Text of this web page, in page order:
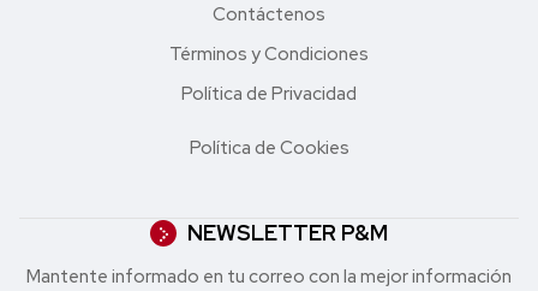
Contáctenos
Términos y Condiciones
Política de Privacidad
Política de Cookies
NEWSLETTER P&M
Mantente informado en tu correo con la mejor in formación